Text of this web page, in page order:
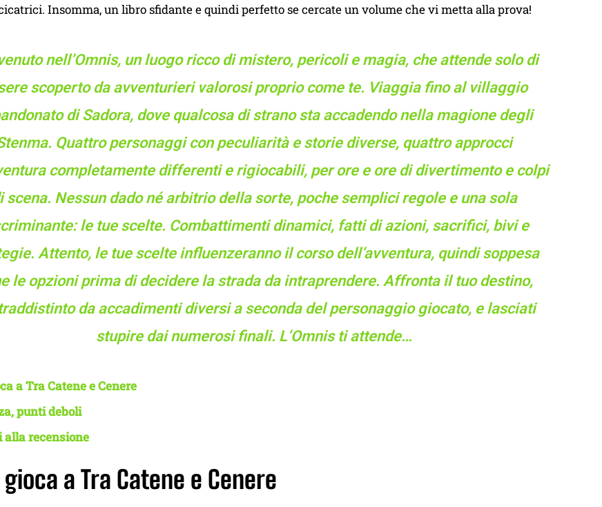
Insomma, un libro sfidante e quindi perfetto se cercate un volume che vi metta alla prova!
nell’Omnis, un luogo ricco di mistero, pericoli e magia, che attende solo di
scoperto da avventurieri valorosi proprio come te. Viaggia fino al villaggio
di Sadora, dove qualcosa di strano sta accadendo nella magione degli
Quattro personaggi con peculiarità e storie diverse, quattro approcci
completamente differenti e rigiocabili, per ore e ore di divertimento e colpi
scena. Nessun dado né arbitrio della sorte, poche semplici regole e una sola
le tue scelte. Combattimenti dinamici, fatti di azioni, sacrifici, bivi e
Attento, le tue scelte influenzeranno il corso dell’avventura, quindi soppesa
le opzioni prima di decidere la strada da intraprendere. Affronta il tuo destino,
da accadimenti diversi a seconda del personaggio giocato, e lasciati
stupire dai numerosi finali. L’Omnis ti attende…
a Tra Catene e Cenere
punti deboli
alla recensione
a Tra Catene e Cenere